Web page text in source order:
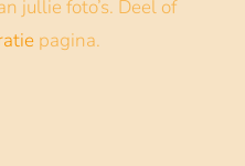
jullie foto’s. Deel of
pagina.